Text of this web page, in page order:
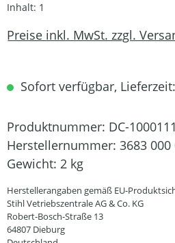
Inhalt: 1
Preise inkl. MwSt. zzgl.
Sofort verfügbar, Lieferzeit:
Produktnummer: DC-
Herstellernummer: 3683 000
Gewicht: 2 kg
Herstellerangaben gemäß EU-
Stihl Vetriebszentrale AG & Co. KG
Robert-Bosch-Straße 13
64807 Dieburg